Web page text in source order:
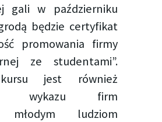
gali w październiku
będzie certyfikat
promowania firmy
ze studentami”.
jest również
wykazu firm
młodym ludziom